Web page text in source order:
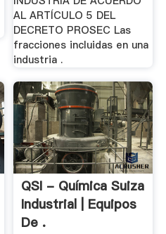
AL ARTÍCULO 5 DEL
DECRETO PROSEC Las
fracciones incluidas en una
industria .
QSI - Química Suiza
Industrial | Equipos
De .